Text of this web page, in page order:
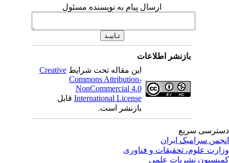
ارسال پیام به نویسنده مسئول
بازنشر اطلاعات
این مقاله تحت شرایطCreative
Commons Attribution-
NonCommercial 4.0
International Licenseقابل
بازنشر است.
سریع
سرامیک ایران
علوم، تحقیقات و فناوری
نشریات علمی